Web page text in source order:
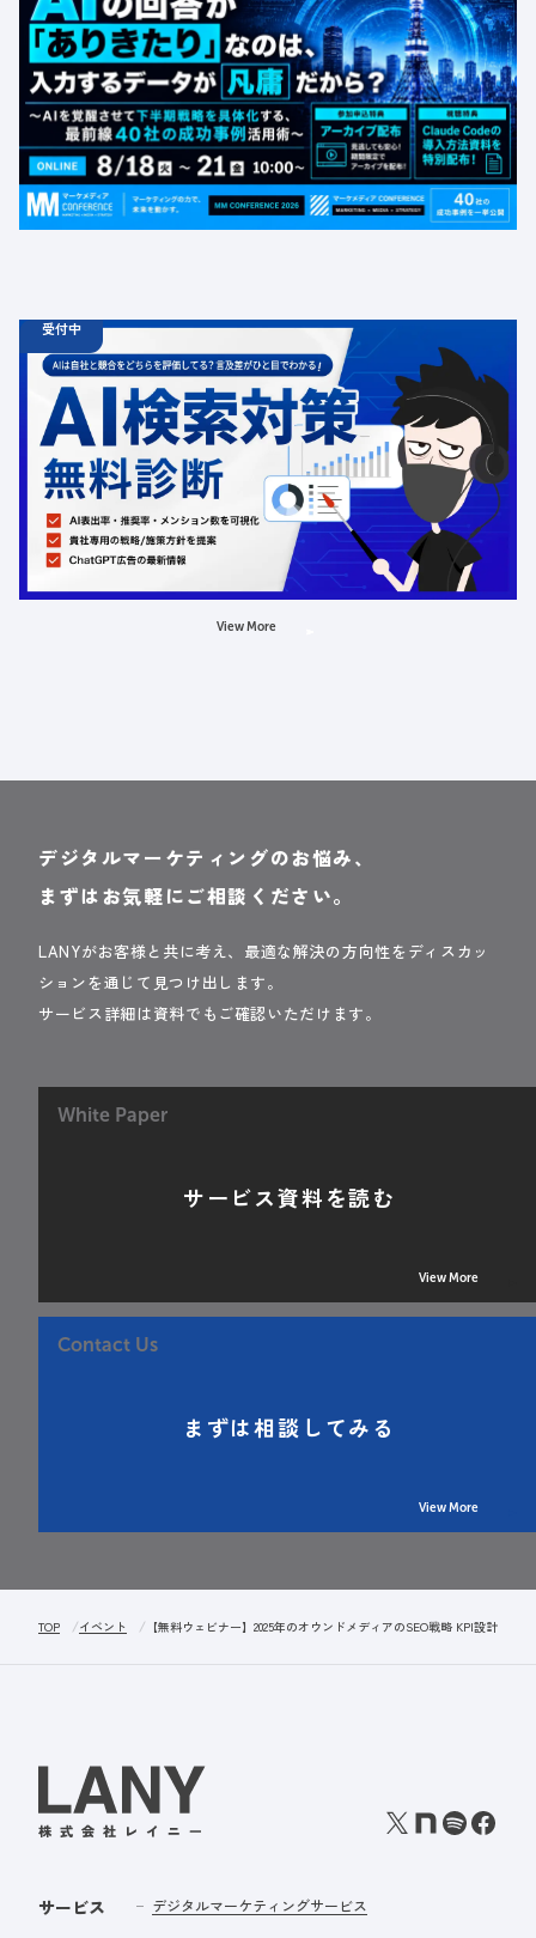
【無料カンファレンス】AIの回答が「ありきたり」なの
は、入力するデータが凡庸だから？ 〜AIを覚醒させて下
半期戦略を具体化する、最前線40社の成功事例活用術〜
定員数：1000名
金額：無料
場所：オンライン
BtoB
受付中
診断
12.31 00:00
ChatGPT広告の最新動向・AI検索対策に関する無料相談
受付中
定員数：500名
金額：無料
場所：オンライン
LLMO 広告
View More
デジタルマーケティングのお悩み、
まずはお気軽にご相談ください。
LANYがお客様と共に考え、最適な解決の方向性をディスカッ
ションを通じて見つけ出します。
サービス詳細は資料でもご確認いただけます。
White Paper
サービス資料を読む
View More
Contact Us
まずは相談してみる
View More
TOP イベント 【無料ウェビナー】2025年のオウンドメディアのSEO戦略 KPI設計から
サービス デジタルマーケティングサービス